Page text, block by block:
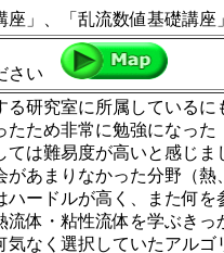
座」、「乱流数値基礎講
さい
る研究室に所属している
ため非常に勉強になった
ては難易度が高いと感じ
があまりなかった分野（
ードルが高く、また何を
体・粘性流体を学ぶきっ
気なく選択していたアル